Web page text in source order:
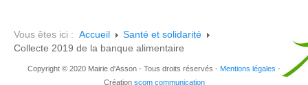
Vous êtes ici : Accueil
Santé et solidarité
Collecte 2019 de la banque alimentaire
Copyright © 2020 Mairie d'Asson - Tous droits réservés - Mentions légales -
Création scom communication